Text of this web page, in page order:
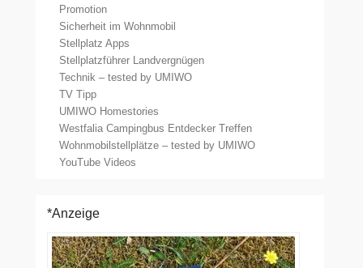
Promotion
Sicherheit im Wohnmobil
Stellplatz Apps
Stellplatzführer Landvergnügen
Technik – tested by UMIWO
TV Tipp
UMIWO Homestories
Westfalia Campingbus Entdecker Treffen
Wohnmobilstellplätze – tested by UMIWO
YouTube Videos
*Anzeige